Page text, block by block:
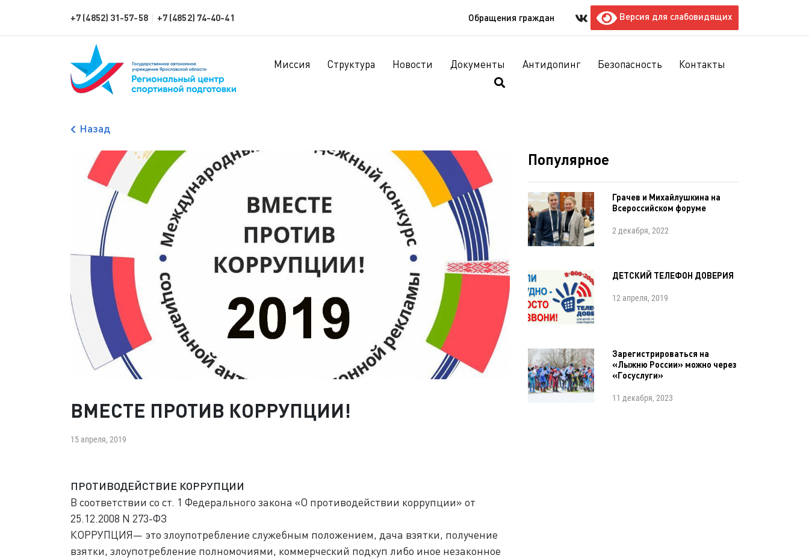
+7 (4852) 31-57-58 | +7 (4852) 74-40-41 Обращения граждан Версия для слабовидящих
Миссия Структура Новости Документы Антидопинг Безопасность Контакты
Назад
ВМЕСТЕ ПРОТИВ КОРРУПЦИИ!
15 апреля, 2019
ПРОТИВОДЕЙСТВИЕ КОРРУПЦИИ
В соответствии со ст. 1 Федерального закона «О противодействии коррупции» от
25.12.2008 N 273-ФЗ
КОРРУПЦИЯ— это злоупотребление служебным положением, дача взятки, получение
взятки, злоупотребление полномочиями, коммерческий подкуп либо иное незаконное
Популярное
Грачев и Михайлушкина на
Всероссийском форуме
2 декабря, 2022
ДЕТСКИЙ ТЕЛЕФОН ДОВЕРИЯ
12 апреля, 2019
Зарегистрироваться на
«Лыжню России» можно через
«Госуслуги»
11 декабря, 2023